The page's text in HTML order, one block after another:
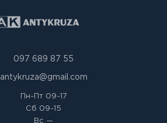
097 689 87 55
antykruza@gmail.com
Пн-Пт09-17
Сб 09-15
Вс —